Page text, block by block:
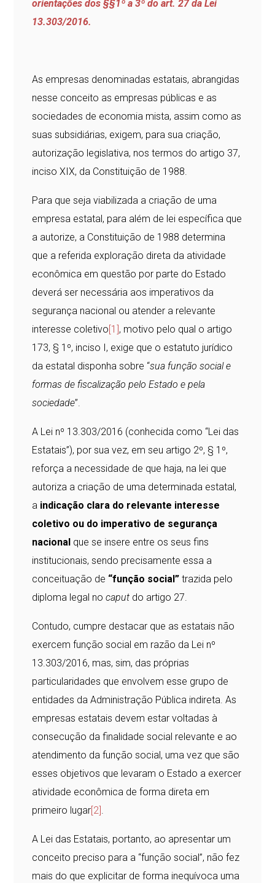
orientações dos §§1º a 3º do art. 27 da Lei
13.303/2016.
As empresas denominadas estatais, abrangidas
nesse conceito as empresas públicas e as
sociedades de economia mista, assim como as
suas subsidiárias, exigem, para sua criação,
autorização legislativa, nos termos do artigo 37,
inciso XIX, da Constituição de 1988.
Para que seja viabilizada a criação de uma
empresa estatal, para além de lei específica que
a autorize, a Constituição de 1988 determina
que a referida exploração direta da atividade
econômica em questão por parte do Estado
deverá ser necessária aos imperativos da
segurança nacional ou atender a relevante
interesse coletivo [1] , motivo pelo qual o artigo
173, § 1º, inciso I, exige que o estatuto jurídico
da estatal disponha sobre “sua função social e
formas de fiscalização pelo Estado e pela
sociedade”.
A Lei nº 13.303/2016 (conhecida como “Lei das
Estatais”), por sua vez, em seu artigo 2º, § 1º,
reforça a necessidade de que haja, na lei que
autoriza a criação de uma determinada estatal,
a indicação clara do relevante interesse
coletivo ou do imperativo de segurança
nacional que se insere entre os seus fins
institucionais, sendo precisamente essa a
conceituação de “função social”trazida pelo
diploma legal nocaput do artigo 27.
Contudo, cumpre destacar que as estatais não
exercem função social em razão da Lei nº
13.303/2016, mas, sim, das próprias
particularidades que envolvem esse grupo de
entidades da Administração Pública indireta. As
empresas estatais devem estar voltadas à
consecução da finalidade social relevante e ao
atendimento da função social, uma vez que são
esses objetivos que levaram o Estado a exercer
atividade econômica de forma direta em
primeiro lugar [2] .
A Lei das Estatais, portanto, ao apresentar um
conceito preciso para a “função social”, não fez
mais do que explicitar de forma inequívoca uma